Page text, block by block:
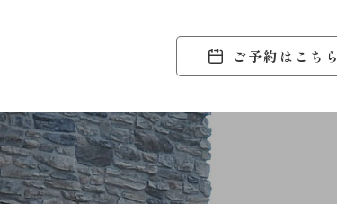
ご予約はこちら